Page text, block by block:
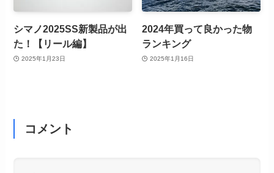
シマノ2025SS新製品が出
た！【リール編】
2025年1月23日
2024年買って良かった物
ランキング
2025年1月16日
コメント